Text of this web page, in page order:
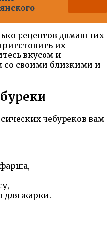
рецептов домашних
их
вкусом и
со своими близкими и
чебуреков вам
для жарки.